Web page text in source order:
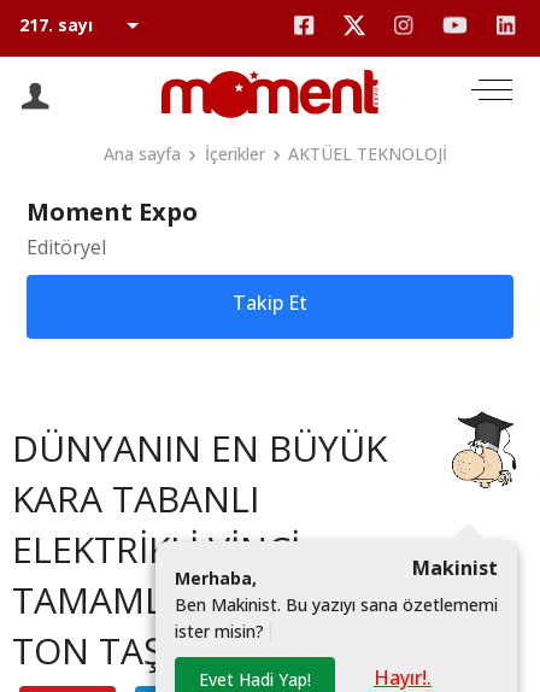
Ana sayfa İçerikler AKTÜEL TEKNOLOJİ
Moment Expo
Editöryel
Takip Et
DÜNYANIN EN BÜYÜK
KARA TABANLI
ELEKTRİKLİ VİNCİ
TAMAMLANDI: 6.000
TON TAŞIYABİLİYOR!
Makinist
Merhaba,
Ben Makinist. Bu yazıyı sana özetlememi
ister misin?
Evet Hadi Yap! Hayır!.